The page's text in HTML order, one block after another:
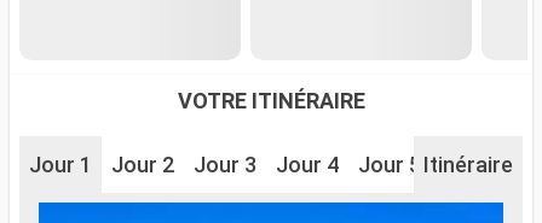
VOTRE ITINÉRAIRE
Jour 1 Jour 2 Jour 3 Jour 4 Jour 5 Jour 6
Itinéraire